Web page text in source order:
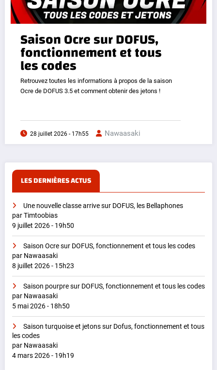
Saison Ocre sur DOFUS,
fonctionnement et tous
les codes
Retrouvez toutes les informations à propos de la saison
Ocre de DOFUS 3.5 et comment obtenir des jetons !
28 juillet 2026 - 17h55 Nawaasaki
LES DERNIÈRES ACTUS
Une nouvelle classe arrive sur DOFUS, les Bellaphones
par Timtoobias
9 juillet 2026 - 19h50
Saison Ocre sur DOFUS, fonctionnement et tous les codes
par Nawaasaki
8 juillet 2026 - 15h23
Saison pourpre sur DOFUS, fonctionnement et tous les codes
par Nawaasaki
5 mai 2026 - 18h50
Saison turquoise et jetons sur Dofus, fonctionnement et tous
les codes
par Nawaasaki
4 mars 2026 - 19h19